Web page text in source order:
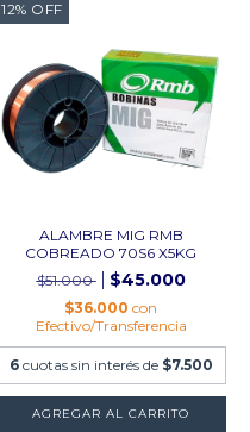
12% OFF
ALAMBRE MIG RMB
COBREADO 70S6 X5KG
$51.000
$45.000
$36.000 con
Efectivo/Transferencia
6 cuotas sin interés de $7.500
AGREGAR AL CARRITO